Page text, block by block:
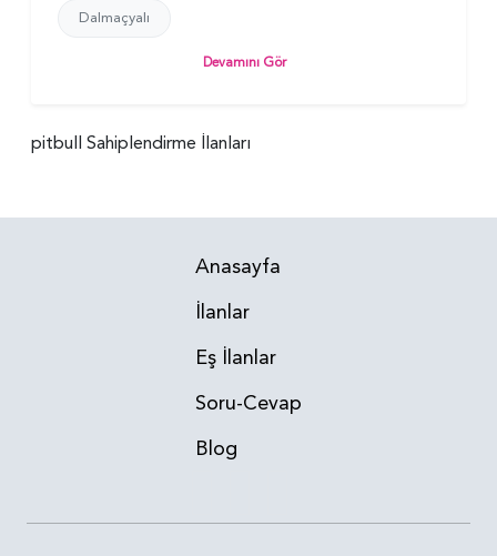
Dalmaçyalı
Devamını Gör
pitbull Sahiplendirme İlanları
Anasayfa
İlanlar
Eş İlanlar
Soru-Cevap
Blog